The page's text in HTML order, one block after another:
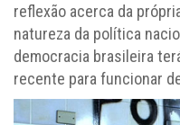
reflexão acerca da
natureza da política
democracia brasileira
recente para funcionar